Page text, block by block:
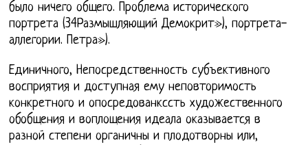
было ничего общего. Проблема исторического
портрета (34Размышляющий Демокрит»), портрета-
аллегории. Петра»).
Единичного, Непосредственность субъективного
восприятия и доступная ему неповторимость
конкретного и опосредованкссть художественного
обобщения и воплощения идеала оказывается в
разной степени органичны и плодотворны или,